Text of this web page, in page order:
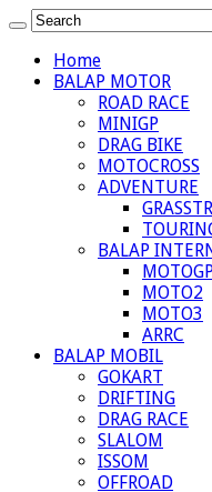
Home
BALAP MOTOR
ROAD RACE
MINIGP
DRAG BIKE
MOTOCROSS
ADVENTURE
BALAP
MOTO2
MOTO3
ARRC
BALAP MOBIL
GOKART
DRIFTING
DRAG RACE
SLALOM
ISSOM
OFFROAD